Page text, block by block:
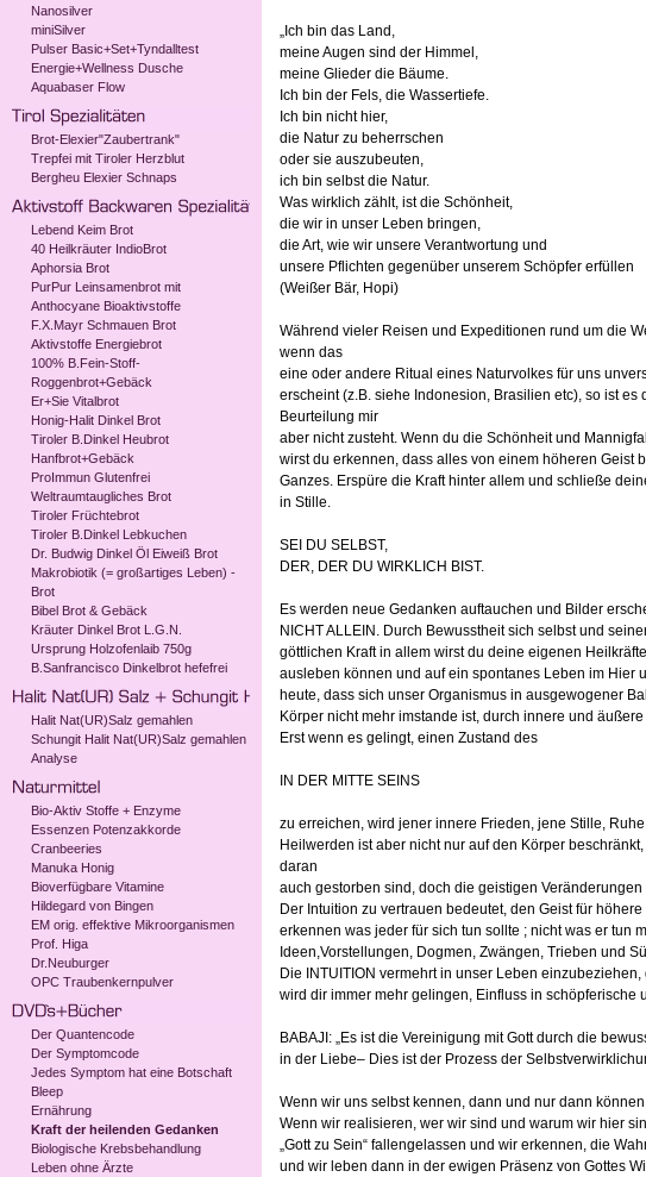
Nanosilver
miniSilver
Pulser Basic+Set+Tyndalltest
Energie+Wellness Dusche
Aquabaser Flow
Brot-Elexier"Zaubertrank"
Trepfei mit Tiroler Herzblut
Bergheu Elexier Schnaps
Lebend Keim Brot
40 Heilkräuter IndioBrot
Aphorsia Brot
PurPur Leinsamenbrot mit
Anthocyane Bioaktivstoffe
F.X.Mayr Schmauen Brot
Aktivstoffe Energiebrot
100% B.Fein-Stoff-
Roggenbrot+Gebäck
Er+Sie Vitalbrot
Honig-Halit Dinkel Brot
Tiroler B.Dinkel Heubrot
Hanfbrot+Gebäck
ProImmun Glutenfrei
Weltraumtaugliches Brot
Tiroler Früchtebrot
Tiroler B.Dinkel Lebkuchen
Dr. Budwig Dinkel Öl Eiweiß Brot
Makrobiotik (= großartiges Leben) -
Brot
Bibel Brot & Gebäck
Kräuter Dinkel Brot L.G.N.
Ursprung Holzofenlaib 750g
B.Sanfrancisco Dinkelbrot hefefrei
Halit Nat(UR)Salz gemahlen
Schungit Halit Nat(UR)Salz gemahlen
Analyse
Bio-Aktiv Stoffe + Enzyme
Essenzen Potenzakkorde
Cranbeeries
Manuka Honig
Bioverfügbare Vitamine
Hildegard von Bingen
EM orig. effektive Mikroorganismen
Prof. Higa
Dr.Neuburger
OPC Traubenkernpulver
Der Quantencode
Der Symptomcode
Jedes Symptom hat eine Botschaft
Bleep
Ernährung
Kraft der heilenden Gedanken
Biologische Krebsbehandlung
Leben ohne Ärzte
„Ich bin das Land,
meine Augen sind der Himmel,
meine Glieder die Bäume.
Ich bin der Fels, die Wassertiefe.
Ich bin nicht hier,
die Natur zu beherrschen
oder sie auszubeuten,
ich bin selbst die Natur.
Was wirklich zählt, ist die Schönheit,
die wir in unser Leben bringen,
die Art, wie wir unsere Verantwortung und
unsere Pflichten gegenüber unserem Schöpfer erfüllen
(Weißer Bär, Hopi)
Während vieler Reisen und Expeditionen rund um die
wenn das
eine oder andere Ritual eines Naturvolkes für uns
erscheint (z.B. siehe Indonesion, Brasilien etc), so ist
Beurteilung mir
aber nicht zusteht. Wenn du die Schönheit und
wirst du erkennen, dass alles von einem höheren Geist
Ganzes. Erspüre die Kraft hinter allem und schließe
in Stille.
SEI DU SELBST,
DER, DER DU WIRKLICH BIST.
Es werden neue Gedanken auftauchen und Bilder
NICHT ALLEIN. Durch Bewusstheit sich selbst und
göttlichen Kraft in allem wirst du deine eigenen
ausleben können und auf ein spontanes Leben im Hier
heute, dass sich unser Organismus in ausgewogener
Körper nicht mehr imstande ist, durch innere und
Erst wenn es gelingt, einen Zustand des
IN DER MITTE SEINS
zu erreichen, wird jener innere Frieden, jene Stille,
Heilwerden ist aber nicht nur auf den Körper
daran
auch gestorben sind, doch die geistigen
Der Intuition zu vertrauen bedeutet, den Geist für
erkennen was jeder für sich tun sollte ; nicht was er tun
Ideen,Vorstellungen, Dogmen, Zwängen, Trieben und
Die INTUITION vermehrt in unser Leben
wird dir immer mehr gelingen, Einfluss in schöpferische
BABAJI: „Es ist die Vereinigung mit Gott durch die
in der Liebe– Dies ist der Prozess der
Wenn wir uns selbst kennen, dann und nur dann
Wenn wir realisieren, wer wir sind und warum wir hier
„Gott zu Sein“ fallengelassen und wir erkennen, die
und wir leben dann in der ewigen Präsenz von Gottes